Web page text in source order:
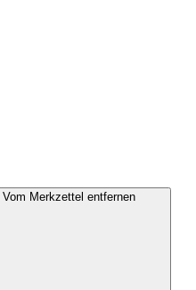
Vom Merkzettel entfernen